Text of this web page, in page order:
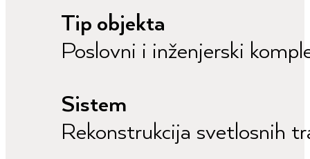
Tip objekta
Poslovni i inženjerski
Sistem
Rekonstrukcija svetlosnih